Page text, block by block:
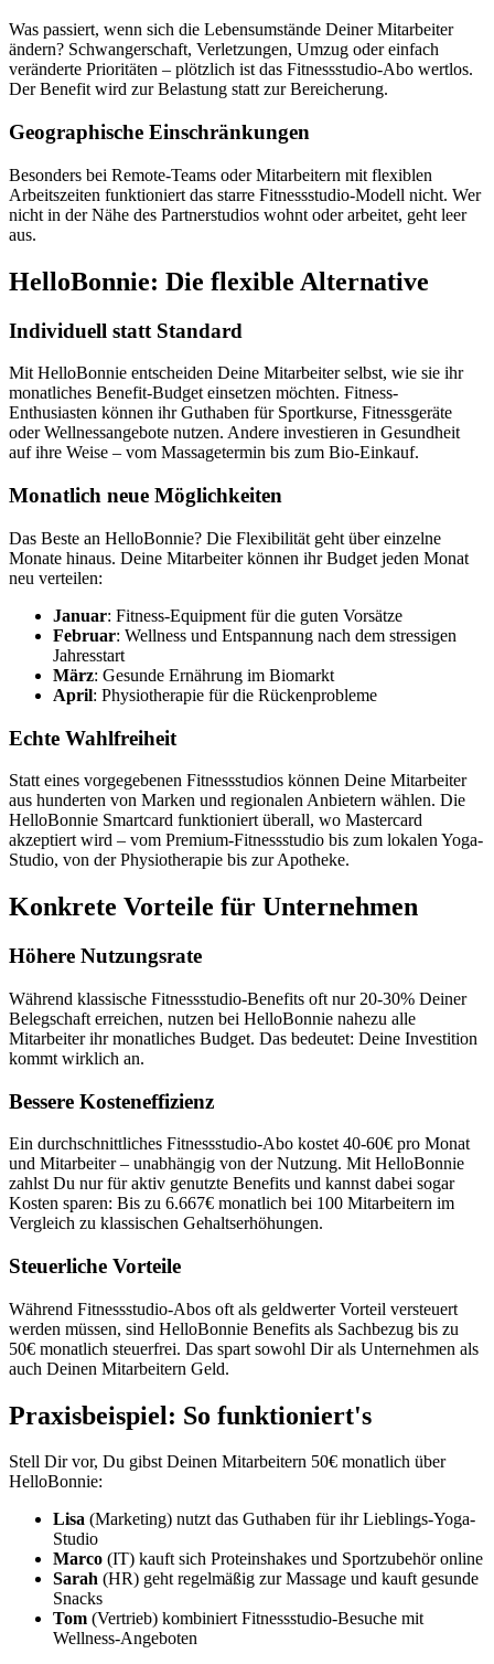
Was passiert, wenn sich die Lebensumstände Deiner Mitarbeiter
ändern? Schwangerschaft, Verletzungen, Umzug oder einfach
veränderte Prioritäten – plötzlich ist das Fitnessstudio-Abo wertlos.
Der Benefit wird zur Belastung statt zur Bereicherung.
Geographische Einschränkungen
Besonders bei Remote-Teams oder Mitarbeitern mit flexiblen
Arbeitszeiten funktioniert das starre Fitnessstudio-Modell nicht. Wer
nicht in der Nähe des Partnerstudios wohnt oder arbeitet, geht leer
aus.
HelloBonnie: Die flexible Alternative
Individuell statt Standard
Mit HelloBonnie entscheiden Deine Mitarbeiter selbst, wie sie ihr
monatliches Benefit-Budget einsetzen möchten. Fitness-
Enthusiasten können ihr Guthaben für Sportkurse, Fitnessgeräte
oder Wellnessangebote nutzen. Andere investieren in Gesundheit
auf ihre Weise – vom Massagetermin bis zum Bio-Einkauf.
Monatlich neue Möglichkeiten
Das Beste an HelloBonnie? Die Flexibilität geht über einzelne
Monate hinaus. Deine Mitarbeiter können ihr Budget jeden Monat
neu verteilen:
Januar: Fitness-Equipment für die guten Vorsätze
Februar: Wellness und Entspannung nach dem stressigen
Jahresstart
März: Gesunde Ernährung im Biomarkt
April: Physiotherapie für die Rückenprobleme
Echte Wahlfreiheit
Statt eines vorgegebenen Fitnessstudios können Deine Mitarbeiter
aus hunderten von Marken und regionalen Anbietern wählen. Die
HelloBonnie Smartcard funktioniert überall, wo Mastercard
akzeptiert wird – vom Premium-Fitnessstudio bis zum lokalen Yoga-
Studio, von der Physiotherapie bis zur Apotheke.
Konkrete Vorteile für Unternehmen
Höhere Nutzungsrate
Während klassische Fitnessstudio-Benefits oft nur 20-30% Deiner
Belegschaft erreichen, nutzen bei HelloBonnie nahezu alle
Mitarbeiter ihr monatliches Budget. Das bedeutet: Deine Investition
kommt wirklich an.
Bessere Kosteneffizienz
Ein durchschnittliches Fitnessstudio-Abo kostet 40-60€ pro Monat
und Mitarbeiter – unabhängig von der Nutzung. Mit HelloBonnie
zahlst Du nur für aktiv genutzte Benefits und kannst dabei sogar
Kosten sparen: Bis zu 6.667€ monatlich bei 100 Mitarbeitern im
Vergleich zu klassischen Gehaltserhöhungen.
Steuerliche Vorteile
Während Fitnessstudio-Abos oft als geldwerter Vorteil versteuert
werden müssen, sind HelloBonnie Benefits als Sachbezug bis zu
50€ monatlich steuerfrei. Das spart sowohl Dir als Unternehmen als
auch Deinen Mitarbeitern Geld.
Praxisbeispiel: So funktioniert's
Stell Dir vor, Du gibst Deinen Mitarbeitern 50€ monatlich über
HelloBonnie:
Lisa (Marketing) nutzt das Guthaben für ihr Lieblings-Yoga-
Studio
Marco (IT) kauft sich Proteinshakes und Sportzubehör online
Sarah (HR) geht regelmäßig zur Massage und kauft gesunde
Snacks
Tom (Vertrieb) kombiniert Fitnessstudio-Besuche mit
Wellness-Angeboten